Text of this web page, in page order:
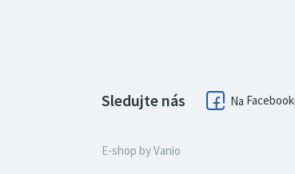
Sledujte nás Facebook
E-shop byVanio